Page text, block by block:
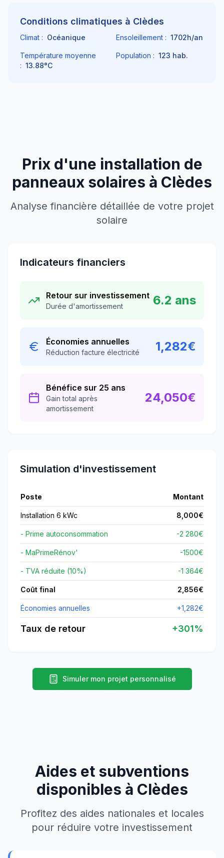
Conditions climatiques à Clèdes
Climat : Océanique Ensoleillement : 1702h/an
Température moyenne
: 13.88°C
Population : 123 hab.
Prix d'une installation de
panneaux solaires à Clèdes
Analyse financière détaillée de votre projet
solaire
Indicateurs financiers
Retour sur investissement
Durée d'amortissement 6.2 ans
Économies annuelles
Réduction facture électricité 1,282€
Bénéfice sur 25 ans
Gain total après
amortissement
24,050€
Simulation d'investissement
Poste Montant
Installation 6 kWc 8,000€
- Prime autoconsommation -2 280€
- MaPrimeRénov' -1500€
- TVA réduite (10%) -1 364€
Coût final 2,856€
Économies annuelles +1,282€
Taux de retour +301%
Simuler mon projet personnalisé
Aides et subventions
disponibles à Clèdes
Profitez des aides nationales et locales
pour réduire votre investissement